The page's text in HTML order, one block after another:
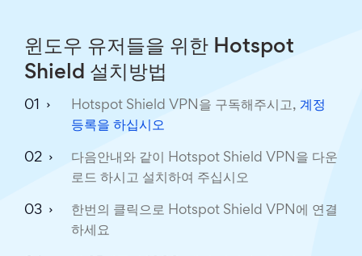
윈도우 유저들을 위한 Hotspot
Shield 설치방법
Hotspot Shield VPN을 구독해주시고, 계정
등록을 하십시오
다음안내와 같이 Hotspot Shield VPN을 다운
로드 하시고 설치하여 주십시오
한번의 클릭으로 Hotspot Shield VPN에 연결
하세요